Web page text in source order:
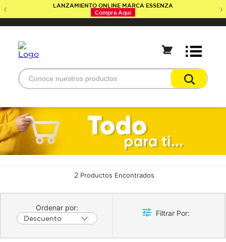
‹
LANZAMIENTO ONLINE MARCA ESSENZA
Compra Aquí
›
Conoce nuestros productos
2
Descuento
Términos Más Buscados
neveras
lavadoras
lavadora